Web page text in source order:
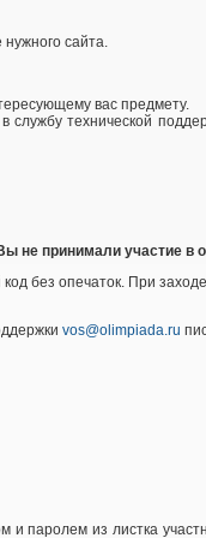
сайта.
вас предмету.
службу технической
не принимали участие в
без опечаток. При
vos@olimpiada.ru
и паролем из листка